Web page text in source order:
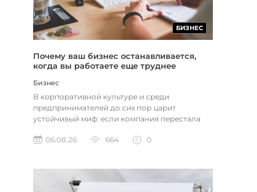
БИЗНЕС
Почему ваш бизнес останавливается,
когда вы работаете еще труднее
Бизнес
В корпоративной культуре и среди
предпринимателей до сих пор царит
устойчивый миф: если компания перестала
пр...06.08.26 664 0